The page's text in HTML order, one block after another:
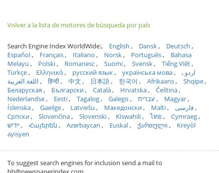
Volver a la lista de motores de búsqueda por país
Search Engine Index WorldWide: English Dansk
Deutsch
Español
Français Italiano Norsk Português
Bahasa
Melayu
Polski Romanesc Suomi Svensk
Tiếng Việt
Türkçe
Ελληνικά русский язык українська мова
اردو
اللغة العربية
हिन्दी 中文 日本語 한국어 Afrikaans
Shqipe
Беларуская
Български Català Hrvatska
Čeština
Nederlandse
Eesti Tagalog Galego עברית
Magyar
Íslenska
Gaeilge Latviešu Македонски Malti
فارسی
Српски
Slovenčina Slovenski Kiswahili ไทย
Cymraeg
ייִדיש
Հայերեն Azərbaycan Euskal ქართული
Kreyòl
ayisyen
To suggest search engines for inclusion send a mail to